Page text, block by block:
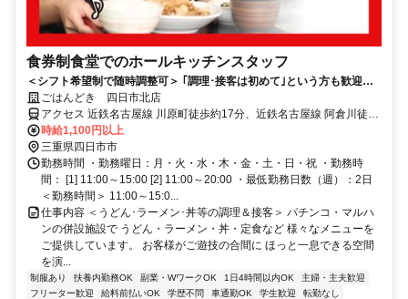
食券制食堂でのホールキッチンスタッフ
＜シフト希望制で随時調整可＞ ｢調理･接客は初めて｣という方も歓迎！
基礎から丁寧にフォローアップ！
ごはんどき 四日市北店
アクセス 近鉄名古屋線 川原町徒歩約17分、近鉄名古屋線 阿倉川徒歩
約23分、近鉄湯の山線 中川原徒歩約26分 近鉄四日市駅より車5分、
川原町駅より徒歩15分
時給1,100円以上
三重県四日市市
勤務時間 ・勤務曜日：月・火・水・木・金・土・日・祝 ・勤務時
間： [1] 11:00～15:00 [2] 11:00～20:00 ・最低勤務日数（週）：2日
＜勤務時間＞ 11:00～15:0...
仕事内容 ＜うどん･ラーメン･丼等の調理＆接客＞ パチンコ・マルハ
ンの併設施設で うどん・ラーメン・丼・定食など 様々なメニューを
ご提供しています。 お客様がご遊技の合間に ほっと一息できる空間
を演...
制服あり 扶養内勤務OK 副業・WワークOK 1日4時間以内OK
主婦・主夫歓迎
フリーター歓迎
給料前払いOK 学歴不問 車通勤OK 学生歓迎
転勤なし